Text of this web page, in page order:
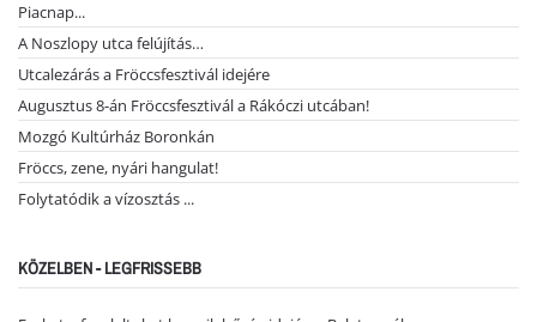
Piacnap...
A Noszlopy utca felújítás…
Utcalezárás a Fröccsfesztivál idejére
Augusztus 8-án Fröccsfesztivál a Rákóczi utcában!
Mozgó Kultúrház Boronkán
Fröccs, zene, nyári hangulat!
Folytatódik a vízosztás ...
KÖZELBEN - LEGFRISSEBB